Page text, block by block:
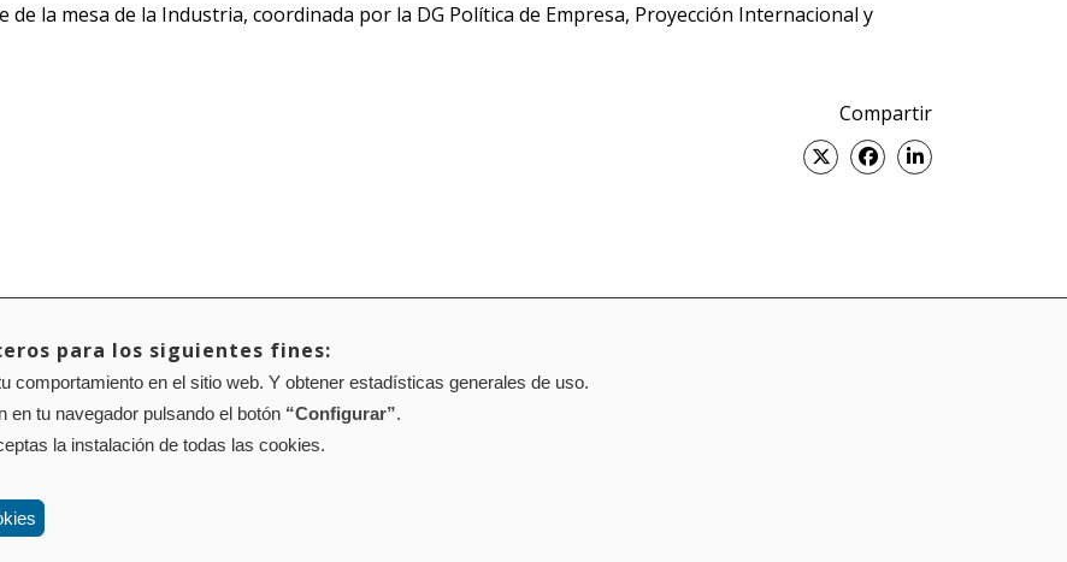
la mesa de la Industria, coordinada por la DG Política de Empresa, Proyección Internacional y
Compartir
TwitterFacebookLinked
web Configuración de cookies
(Navarra) Tel.: 848 42 08 72 corporacion@cpen.es
para los siguientes fines:
comportamiento en el sitio web. Y obtener estadísticas generales de uso.
en tu navegador pulsando el botón “Configurar”.
la instalación de todas las cookies.